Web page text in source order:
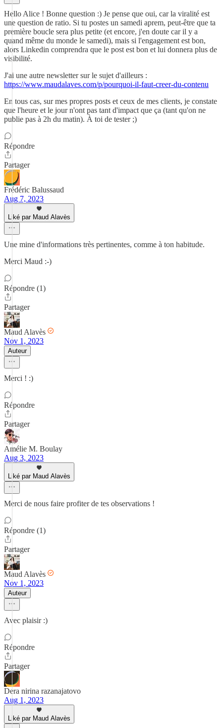
Hello Alice ! Bonne question :) Je pense que oui, car la viralité est
une question de ratio. Si tu postes un samedi aprem, peut-être que ta
première boucle sera plus petite (et encore, j'en doute car il y a
quand même du monde le samedi), mais si l'engagement est bon,
alors Linkedin comprendra que le post est bon et lui donnera plus de
visibilité.
J'ai une autre newsletter sur le sujet d'ailleurs :
https://www.maudalaves.com/p/pourquoi-il-faut-creer-du-contenu
En tous cas, sur mes propres posts et ceux de mes clients, je constate
que l'heure et le jour n'ont pas tant d'impact que ça (tant qu'on ne
publie pas à 2h du matin). À toi de tester ;)
Répondre
Partager
Frédéric Balussaud
Aug 7, 2023
Liké par Maud Alavès
Une mine d'informations très pertinentes, comme à ton habitude.
Merci Maud :-)
Répondre (1)
Partager
Maud Alavès
Nov 1, 2023
Auteur
Merci ! :)
Répondre
Partager
Amélie M. Boulay
Aug 3, 2023
Liké par Maud Alavès
Merci de nous faire profiter de tes observations !
Répondre (1)
Partager
Maud Alavès
Nov 1, 2023
Auteur
Avec plaisir :)
Répondre
Partager
Dera nirina razanajatovo
Aug 1, 2023
Liké par Maud Alavès